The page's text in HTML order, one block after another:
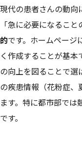
現代の患者さんの動向
「急に必要になること
的です。ホームページ
く作成することが基本
の向上を図ることで選
の疾患情報（花粉症、
ます。特に都市部で
です。